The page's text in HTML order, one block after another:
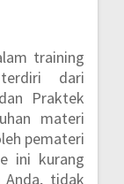
training
dari
Praktek
materi
pemateri
ini kurang
tidak